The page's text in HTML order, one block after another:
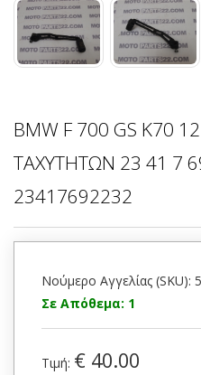
BMW F 700 GS K70
ΤΑΧΥΤΗΤΩΝ 23 41 7
23417692232
Νούμερο Αγγελίας (SKU):
Σε Απόθεμα: 1
Τιμή: € 40.00